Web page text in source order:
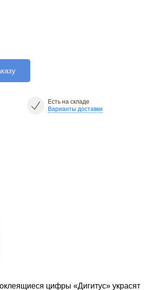
Есть на складе
Варианты доставки
цифры «Дигитус» украсят